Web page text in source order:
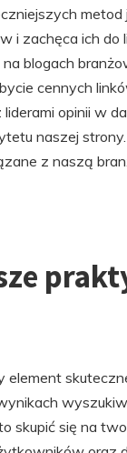
i zachęca ich do
blogach
cennych
opinii w
naszej
z naszą
element
skupić się na